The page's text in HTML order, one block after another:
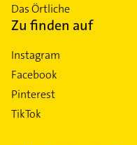
Das Örtliche
Zu finden auf
Instagram
Facebook
Pinterest
TikTok